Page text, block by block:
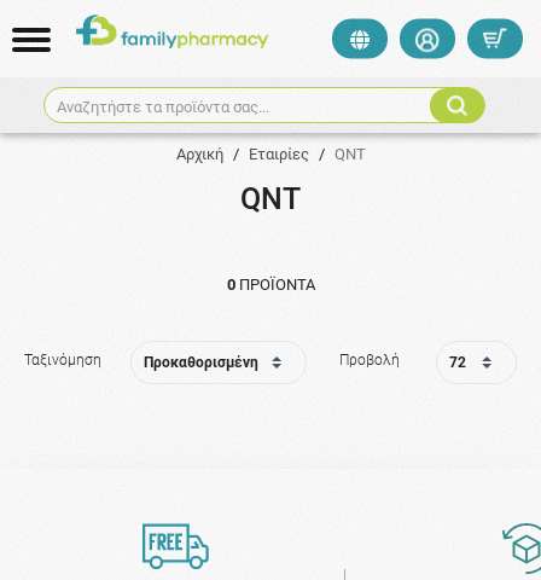
Αναζητήστε τα προϊόντα σας...
Αρχική / Εταιρίες / QNT
QNT
0ΠΡΟΪΌΝΤΑ
Ταξινόμηση Προβολή